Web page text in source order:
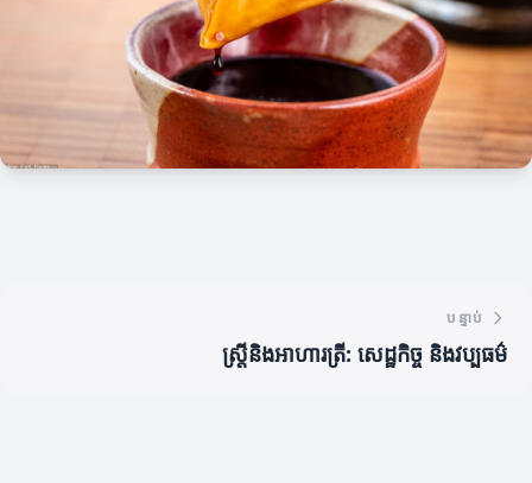
បន្ទាប់
ស្រ្តីនិងអាហារត្រី: សេដ្ឋកិច្ច និងវប្បធម៌